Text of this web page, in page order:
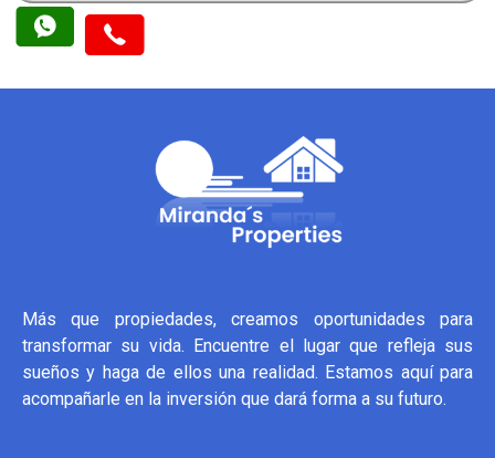
Más que propiedades, creamos oportunidades para
transformar su vida. Encuentre el lugar que refleja sus
sueños y haga de ellos una realidad. Estamos aquí para
acompañarle en la inversión que dará forma a su futuro.